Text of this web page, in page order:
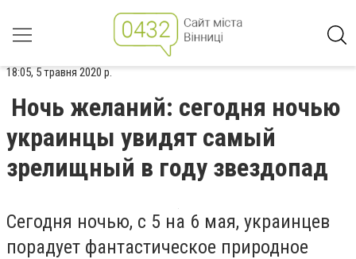
18:05, 5 травня 2020 р.
Ночь желаний: сегодня ночью
украинцы увидят самый
зрелищный в году звездопад
Сегодня ночью, с 5 на 6 мая, украинцев
порадует фантастическое природное